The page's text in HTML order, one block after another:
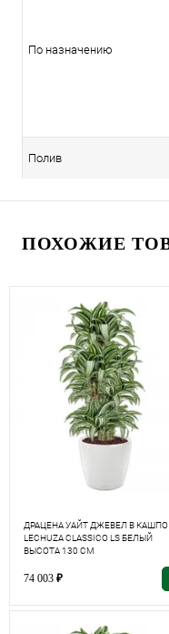
По назначению
Полив
ПОХОЖИЕ
ДРАЦЕНА УАЙТ ДЖЕВЕЛ В КАШПО
LECHUZA СLASSICO LS БЕЛЫЙ
ВЫСОТА 130 СМ
74 003 ₽